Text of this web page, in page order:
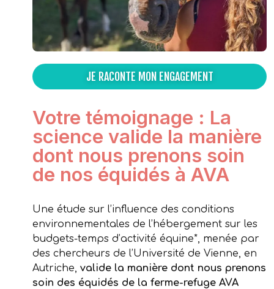
JE RACONTE MON ENGAGEMENT
Votre témoignage : La
science valide la manière
dont nous prenons soin
de nos équidés à AVA
Une étude sur l’influence des conditions
environnementales de l’hébergement sur les
budgets-temps d’activité équine*, menée par
des chercheurs de l’Université de Vienne, en
Autriche, valide la manière dont nous prenons
soin des équidés de la ferme-refuge AVA